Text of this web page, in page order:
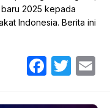
2025 kepada
Indonesia. Berita ini